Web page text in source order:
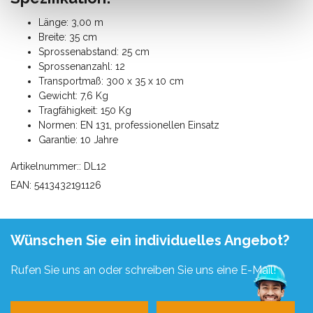
Länge: 3,00 m
Breite: 35 cm
Sprossenabstand: 25 cm
Sprossenanzahl: 12
Transportmaß: 300 x 35 x 10 cm
Gewicht: 7,6 Kg
Tragfähigkeit: 150 Kg
Normen: EN 131, professionellen Einsatz
Garantie: 10 Jahre
Artikelnummer:: DL12
EAN: 5413432191126
Wünschen Sie ein individuelles Angebot?
Rufen Sie uns an oder schreiben Sie uns eine E-Mail!